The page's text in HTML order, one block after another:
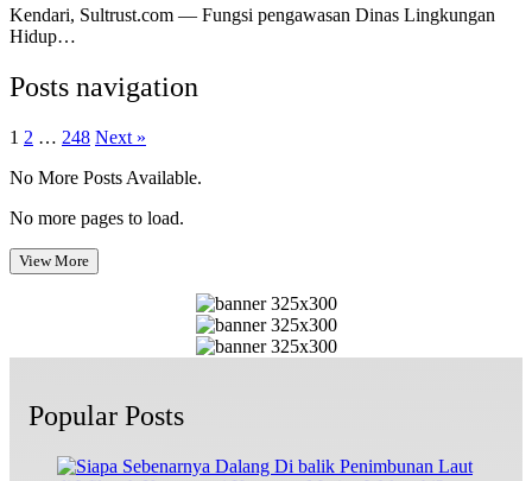
Kendari, Sultrust.com — Fungsi pengawasan Dinas Lingkungan
Hidup…
Posts navigation
1 2 … 248 Next »
No More Posts Available.
No more pages to load.
View More
Popular Posts